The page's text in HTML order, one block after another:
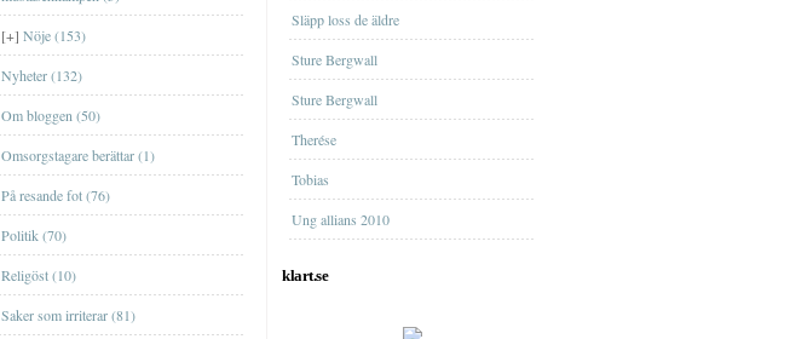
[+] Nöje (153)
Nyheter (132)
Om bloggen (50)
Omsorgstagare berättar (1)
På resande fot (76)
Politik (70)
Religöst (10)
Saker som irriterar (81)
EskilstunaEskilstuna
GöteborgGöteborg
Släpp loss de äldre
Sture Bergwall
Sture Bergwall
Therése
Tobias
Ung allians 2010
klart.se